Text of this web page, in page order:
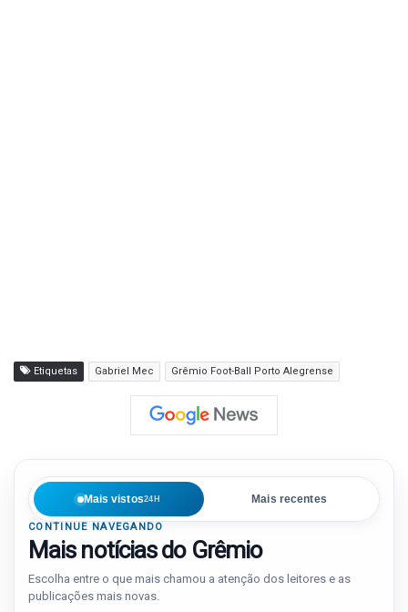
Etiquetas Gabriel Mec Grêmio Foot-Ball Porto Alegrense
Mais vistos24H Mais recentes
CONTINUE NAVEGANDO
Mais notícias do Grêmio
Escolha entre o que mais chamou a atenção dos leitores e as
publicações mais novas.